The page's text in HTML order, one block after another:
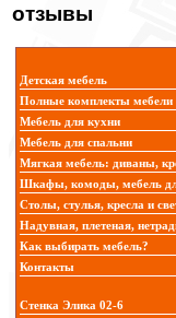
отзывы
Детская мебель
Полные комплекты мебели
Мебель для кухни
Мебель для спальни
Мягкая мебель: диваны,
Шкафы, комоды, мебель
Столы, стулья, кресла и
Надувная, плетеная,
Как выбирать мебель?
Контакты
Стенка Элика 02-6